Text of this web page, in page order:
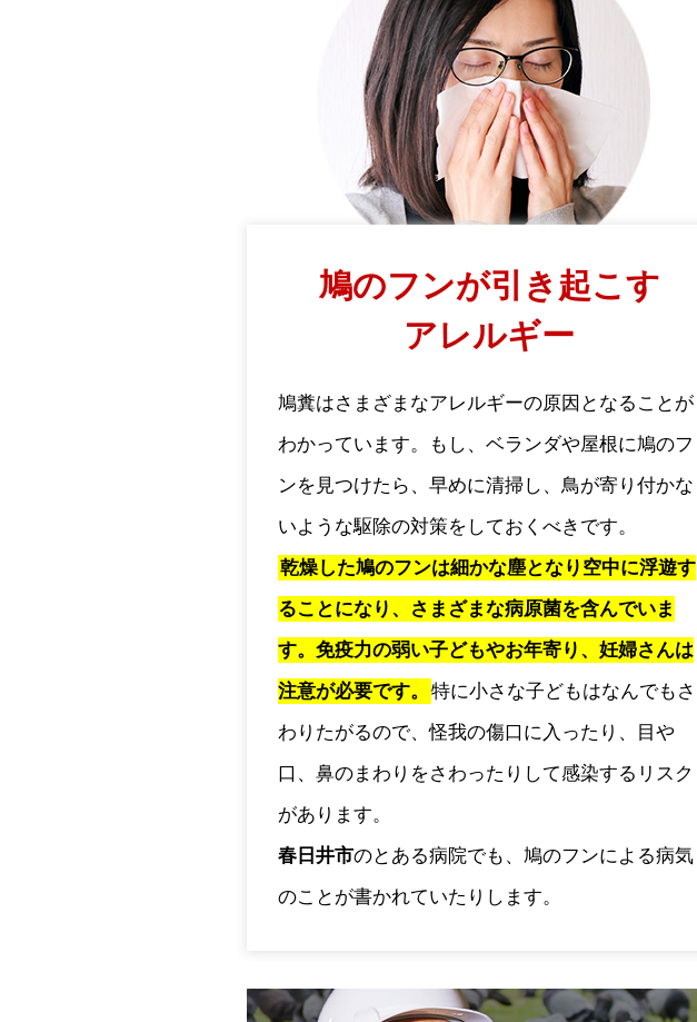
鳩のフンが引き起こす
アレルギー
鳩糞はさまざまなアレルギーの原因となることが
わかっています。もし、ベランダや屋根に鳩のフ
ンを見つけたら、早めに清掃し、鳥が寄り付かな
いような駆除の対策をしておくべきです。
乾燥した鳩のフンは細かな塵となり空中に浮遊す
ることになり、さまざまな病原菌を含んでいま
す。免疫力の弱い子どもやお年寄り、妊婦さんは
注意が必要です。
特に小さな子どもはなんでもさ
わりたがるので、怪我の傷口に入ったり、目や
口、鼻のまわりをさわったりして感染するリスク
があります。
春日井市のとある病院でも、鳩のフンによる病気
のことが書かれていたりします。